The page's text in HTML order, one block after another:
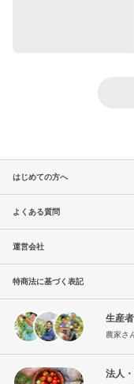
はじめての方へ
よくある質問
運営会社
特商法に基づく表記
生産
農家さ
法人